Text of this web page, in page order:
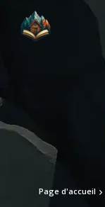
Page d'accueil